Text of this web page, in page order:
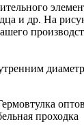
и др. На
проходка